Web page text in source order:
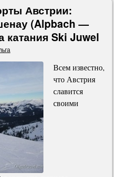
Австрии:
(Alpbach —
катания Ski Juwel
Всем известно,
что Австрия
славится
своими